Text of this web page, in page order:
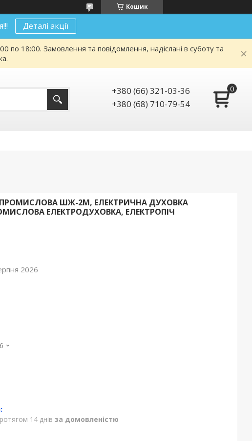
Кошик
Деталі акції
18:00. Замовлення та повідомлення, надіслані в суботу та
+380 (66) 321-03-36
+380 (68) 710-79-54
ПРОМИСЛОВА ШЖ-2М, ЕЛЕКТРИЧНА ДУХОВКА
ЕЛЕКТРОДУХОВКА, ЕЛЕКТРОПІЧ
2026
14 днів за домовленістю